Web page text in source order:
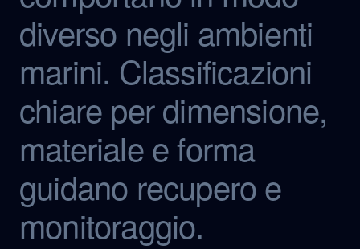
diverso negli ambienti
marini. Classificazioni
chiare per dimensione,
materiale e forma
guidano recupero e
monitoraggio.